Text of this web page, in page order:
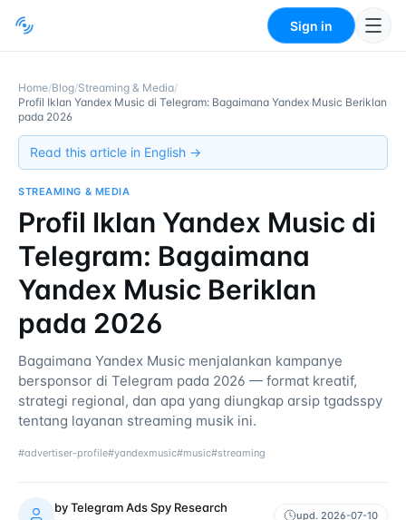
Sign in
Home/Blog/Streaming & Media/
Profil Iklan Yandex Music di Telegram: Bagaimana Yandex Music Beriklan
pada 2026
Read this article in English →
STREAMING & MEDIA
Profil Iklan Yandex Music di
Telegram: Bagaimana
Yandex Music Beriklan
pada 2026
Bagaimana Yandex Music menjalankan kampanye
bersponsor di Telegram pada 2026 — format kreatif,
strategi regional, dan apa yang diungkap arsip tgadsspy
tentang layanan streaming musik ini.
#advertiser-profile#yandexmusic#music#streaming
byTelegram Ads Spy Research
upd. 2026-07-10